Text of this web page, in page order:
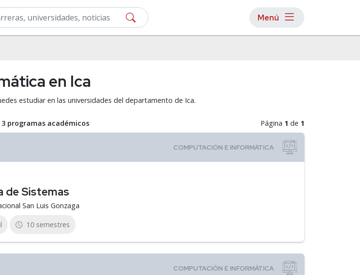
Menú
en Ica
estudiar en las universidades del departamento de Ica.
programas académicos Página 1 de 1
de Sistemas
San Luis Gonzaga
10 semestres